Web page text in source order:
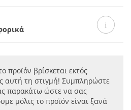
προϊόν βρίσκεται εκτός
αυτή τη στιγμή! Συμπληρώστε
παρακάτω ώστε να σας
μόλις το προϊόν είναι ξανά